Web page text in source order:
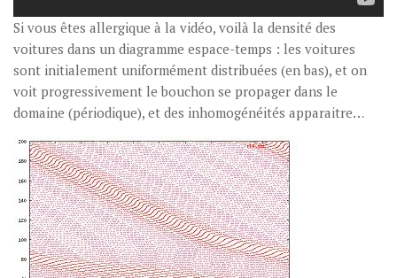
Si vous êtes allergique à la vidéo, voilà la densité des
voitures dans un diagramme espace-temps : les voitures
sont initialement uniformément distribuées (en bas), et on
voit progressivement le bouchon se propager dans le
domaine (périodique), et des inhomogénéités apparaitre…